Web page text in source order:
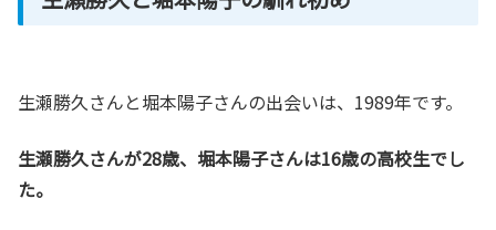
生瀬勝久さんと堀本陽子さんの出会いは、1989年です。
生瀬勝久さんが28歳、堀本陽子さんは16歳の高校生でし
た。